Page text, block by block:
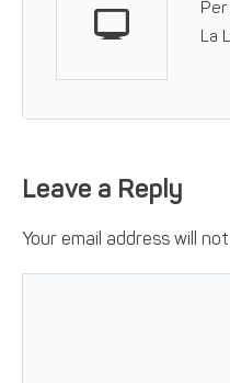
Per
La
Leave a Reply
Your email address will